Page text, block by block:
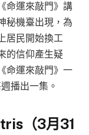
命運來敲門》講
秘機臺出現，為
居民開始換工
的信仰產生疑
命運來敲門》一
播出一集。
（3月31